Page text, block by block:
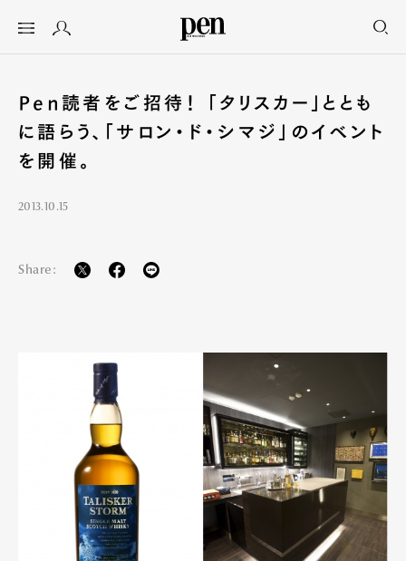
Pen読者をご招待！ 「タリスカー」ととも
に語らう、「サロン・ド・シマジ」のイベント
を開催。
2013.10.15
Share: